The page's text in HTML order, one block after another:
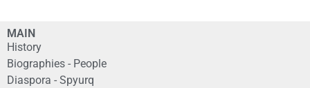
MAIN
History
Biographies - People
Diaspora - Spyurq